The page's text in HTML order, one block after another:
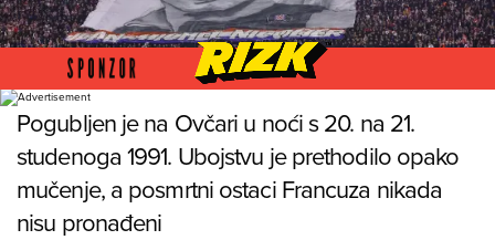
Foto: Igor Kralj/PIXSELL
Pogubljen je na Ovčari u noći s 20. na 21.
studenoga 1991. Ubojstvu je prethodilo opako
mučenje, a posmrtni ostaci Francuza nikada
nisu pronađeni